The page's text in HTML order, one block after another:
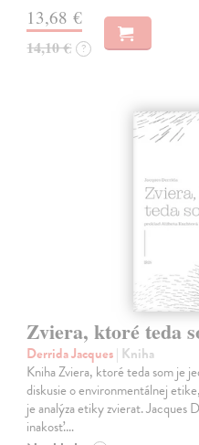
13,68 €
14,10 € ?
Zviera, ktoré teda
Derrida Jacques| Kniha
Kniha Zviera, ktoré teda som je
diskusie o environmentálnej
je analýza etiky zvierat. Jacques
inakosť.…